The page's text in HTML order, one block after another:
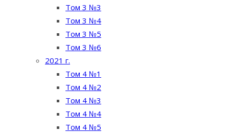
Том 3 №3
Том 3 №4
Том 3 №5
Том 3 №6
2021 г.
Том 4 №1
Том 4 №2
Том 4 №3
Том 4 №4
Том 4 №5